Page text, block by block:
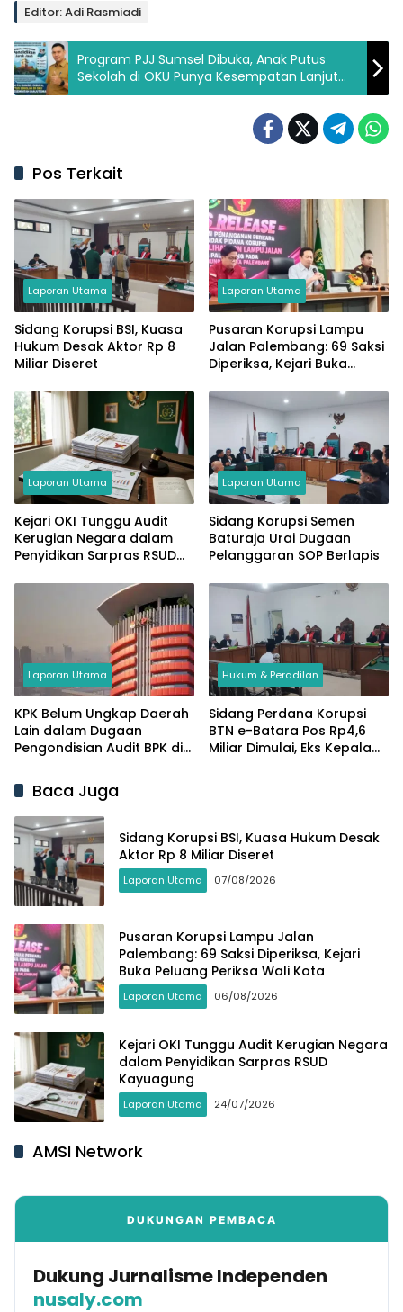
Editor: Adi Rasmiadi
Program PJJ Sumsel Dibuka, Anak Putus
Sekolah di OKU Punya Kesempatan Lanjut
SMA
Pos Terkait
Laporan Utama
Sidang Korupsi BSI, Kuasa
Hukum Desak Aktor Rp 8
Miliar Diseret
Laporan Utama
Pusaran Korupsi Lampu
Jalan Palembang: 69 Saksi
Diperiksa, Kejari Buka
Laporan Utama
Kejari OKI Tunggu Audit
Kerugian Negara dalam
Penyidikan Sarpras RSUD
Laporan Utama
Sidang Korupsi Semen
Baturaja Urai Dugaan
Pelanggaran SOP Berlapis
Laporan Utama
KPK Belum Ungkap Daerah
Lain dalam Dugaan
Pengondisian Audit BPK di
Hukum & Peradilan
Sidang Perdana Korupsi
BTN e-Batara Pos Rp4,6
Miliar Dimulai, Eks Kepala
Baca Juga
Sidang Korupsi BSI, Kuasa Hukum Desak
Aktor Rp 8 Miliar Diseret
Laporan Utama 07/08/2026
Pusaran Korupsi Lampu Jalan
Palembang: 69 Saksi Diperiksa, Kejari
Buka Peluang Periksa Wali Kota
Laporan Utama 06/08/2026
Kejari OKI Tunggu Audit Kerugian Negara
dalam Penyidikan Sarpras RSUD
Kayuagung
Laporan Utama 24/07/2026
AMSI Network
DUKUNGAN PEMBACA
Dukung Jurnalisme Independen
nusaly.com